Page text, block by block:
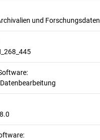
und Forschungsdaten